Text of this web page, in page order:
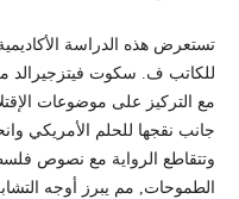
للكاتب ف. سكوت فيتزجيرالد
مع التركيز على موضوعات
جانب نقجها للحلم الأمريكي
وتتقاطع الرواية مع نصوص
الطموحات, مم يبرز أوجه